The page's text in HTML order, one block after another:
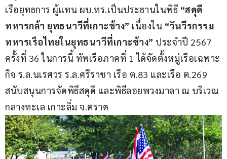
เรือยุทธการ ผู้แทน ผบ.ทร.เป็นประธานในพิธี “สดุดี
ทหารกล้า ยุทธนาวีที่เกาะช้าง” เนื่องใน “วันวีรกรรม
ทหารเรือไทยในยุทธนาวีที่เกาะช้าง” ประจำปี 2567
ครั้งที่ 36 ในการนี้ ทัพเรือภาคที่ 1 ได้จัดตั้งหมู่เรือเฉพาะ
กิจ ร.ล.นเรศวร ร.ล.ศรีราชา เรือ ต.83 และเรือ ต.269
สนับสนุนการจัดพิธีสดุดี และพิธีลอยพวงมาลา ณ บริเวณ
กลางทะเล เกาะลิ่ม จ.ตราด